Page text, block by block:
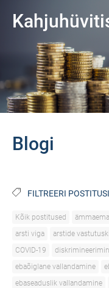
Blogi
FILTREERI POSTITUSI
Kõik postitused
arsti viga
arstide
COVID-19
ebaõiglane vallandamine
ebaseaduslik vallandamine